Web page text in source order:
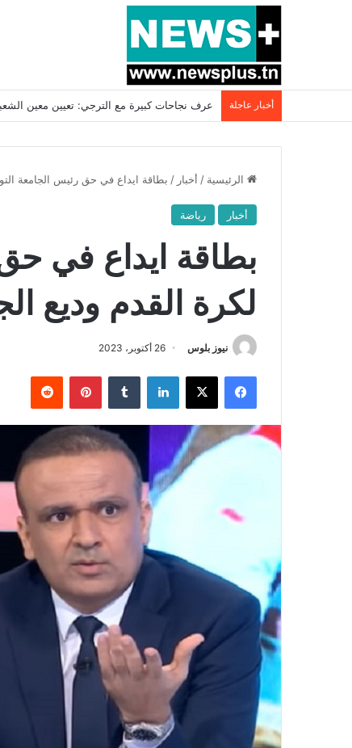
أخبار عاجلة بسبب المرزوقي وبتكليف من سعيّد: الخارجية
الرئيسية / أخبار / بطاقة ايداع في حق رئيس الجامعة
أخبار رياضة
بطاقة ايداع في
لكرة القدم وديع
نيوز بلوس 26 أكتوبر، 2023
فيسبوك X لينكدإن بينتيريست